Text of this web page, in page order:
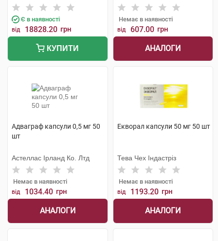
Дойчленд
Є в наявності
від 18828.20 грн
КУПИТИ
Немає в наявності
від 607.00 грн
АНАЛОГИ
Адваграф капсули 0,5 мг 50
шт
Астеллас Ірланд Ко. Лтд
Немає в наявності
від 1034.40 грн
АНАЛОГИ
Екворал капсули 50 мг 50 шт
Тева Чех Індастріз
Немає в наявності
від 1193.20 грн
АНАЛОГИ